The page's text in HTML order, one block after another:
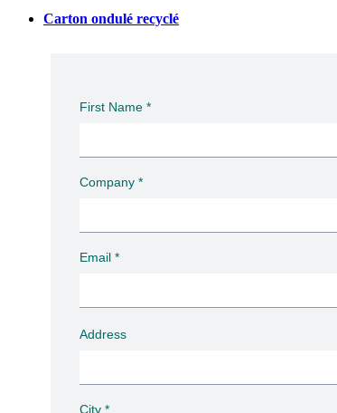
Carton ondulé recyclé